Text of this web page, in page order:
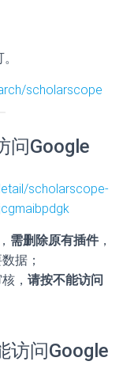
scholarscope
问Google
scholarscope-
需删除原有插件，
据；
， 请按不能访问
访问Google